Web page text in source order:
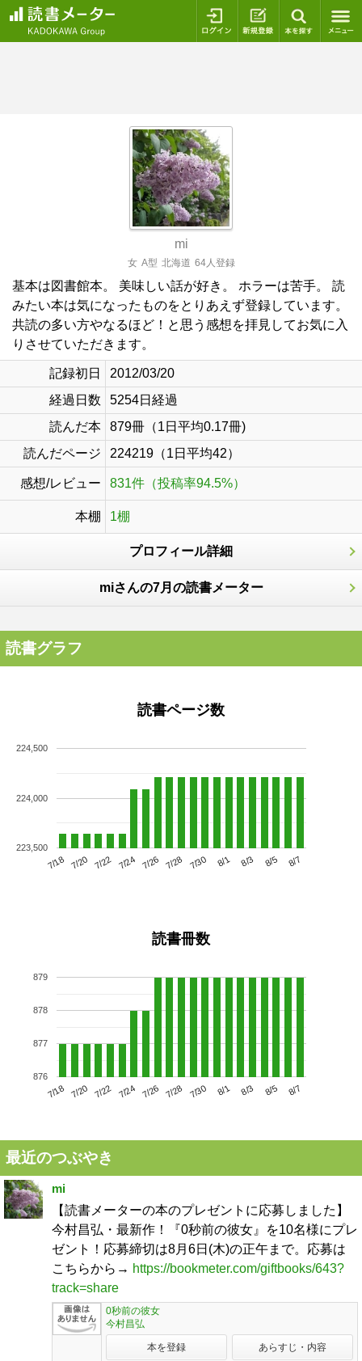
ログイン 新規登録
mi
女 A型 北海道 64人登録
基本は図書館本。 美味しい話が好き。 ホラーは苦手。 読
みたい本は気になったものをとりあえず登録しています。
共読の多い方やなるほど！と思う感想を拝見してお気に入
りさせていただきます。
記録初日
2012/03/20
経過日数
5254日経過
読んだ本
879冊（1日平均0.17冊)
読んだページ
224219（1日平均42）
感想/レビュー 831件（投稿率94.5%）
本棚 1棚
プロフィール詳細
miさんの7月の読書メーター
読書グラフ
読書ページ数
7/18 7/20 7/22 7/24 7/26 7/28 7/30 8/1 8/3 8/5 8/7
223,500
224,000
224,500
読書冊数
7/18 7/20 7/22 7/24 7/26 7/28 7/30 8/1 8/3 8/5 8/7
876
877
878
879
最近のつぶやき
mi
【読書メーターの本のプレゼントに応募しました】
今村昌弘・最新作！『0秒前の彼女』を10名様にプレ
ゼント！応募締切は8月6日(木)の正午まで。応募は
こちらから→ https://bookmeter.com/giftbooks/643?
track=share
0秒前の彼女
今村昌弘
本を登録 あらすじ・内容